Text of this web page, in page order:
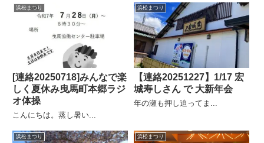
浜松まつり
[連絡20250718]みんなで楽
しく夏休み曳馬町本郷ラジ
オ体操
こんにちは。蒸し暑い...
浜松まつり
【連絡20251227】1/17 宏
城寿しさん で 大新年会
年の瀬も押し迫ってま...
浜松まつり 浜松まつり